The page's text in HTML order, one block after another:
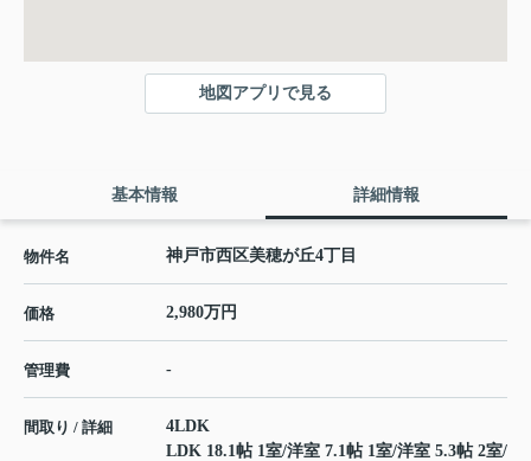
地図アプリで見る
基本情報 詳細情報
物件名 神戸市西区美穂が丘4丁目
価格 2,980万円
管理費 -
間取り / 詳細
4LDK
LDK 18.1帖 1室/洋室 7.1帖 1室/洋室 5.3帖 2室/